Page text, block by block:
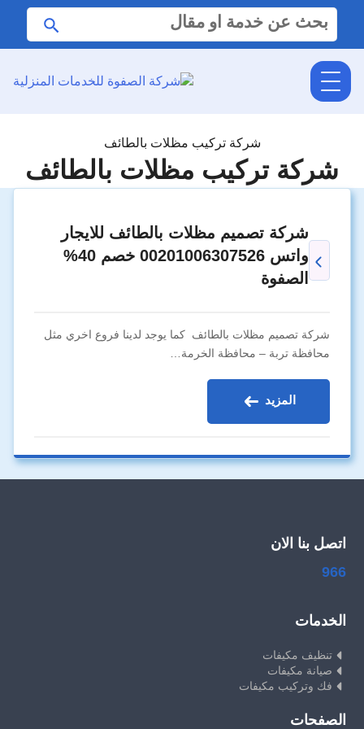
البحث
عن:
شركة تركيب مظلات بالطائف
شركة تركيب مظلات بالطائف
شركة تصميم مظلات بالطائف للايجار
واتس 00201006307526 خصم 40%
الصفوة
شركة تصميم مظلات بالطائف كما يوجد لدينا فروع اخري مثل
محافظة تربة – محافظة الخرمة…
المزيد
اتصل بنا الان
966
الخدمات
تنظيف مكيفات
صيانة مكيفات
فك وتركيب مكيفات
الصفحات